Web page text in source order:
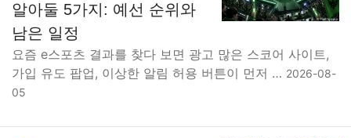
알아둘 5가지: 예선 순위와
남은 일정
요즘 e스포츠 결과를 찾다 보면 광고 많은 스코어 사이트,
가입 유도 팝업, 이상한 알림 허용 버튼이 먼저 … 2026-08-
05